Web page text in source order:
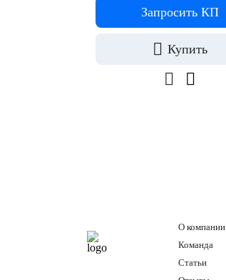
Запросить КП
Купить
О компании
Команда
Статьи